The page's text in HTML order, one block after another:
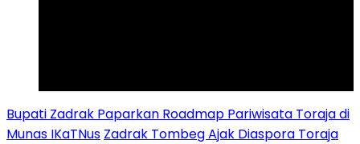
Bupati Zadrak Paparkan Roadmap Pariwisata Toraja di
Munas IKaTNus Zadrak Tombeg Ajak Diaspora Toraja